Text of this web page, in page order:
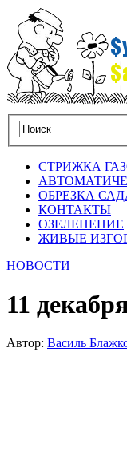
СТРИЖКА
ОБРЕЗКА
КОНТАКТЫ
ОЗЕЛЕНЕНИЕ
ЖИВЫЕ
НОВОСТИ
11
Автор: Василь